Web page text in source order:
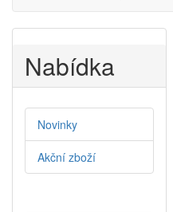
Nabídka
Novinky
Akční zboží